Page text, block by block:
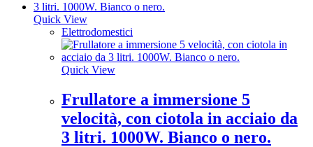
Quick View
Elettrodomestici
Quick View
Frullatore a immersione 5
velocità, con ciotola in acciaio da
3 litri. 1000W. Bianco o nero.